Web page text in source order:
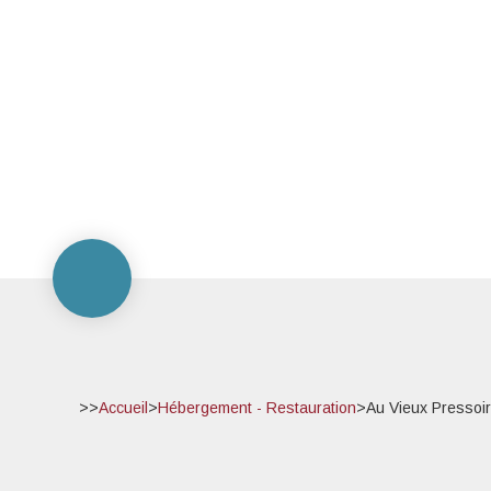
>>Accueil >Hébergement - Restauration>Au Vieux Pressoir